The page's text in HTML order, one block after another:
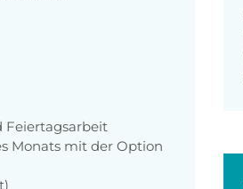
Feiertagsarbeit
Monats mit der Option